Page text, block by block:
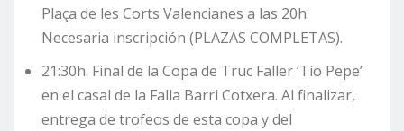
Plaça de les Corts Valencianes a las 20h.
Necesaria inscripción (PLAZAS COMPLETAS).
21:30h. Final de la Copa de Truc Faller ‘Tío Pepe’
en el casal de la Falla Barri Cotxera. Al finalizar,
entrega de trofeos de esta copa y del